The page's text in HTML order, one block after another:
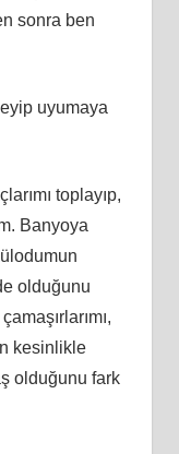
sonra ben
uyumaya
toplayıp,
Banyoya
olduğunu
kesinlikle
olduğunu fark